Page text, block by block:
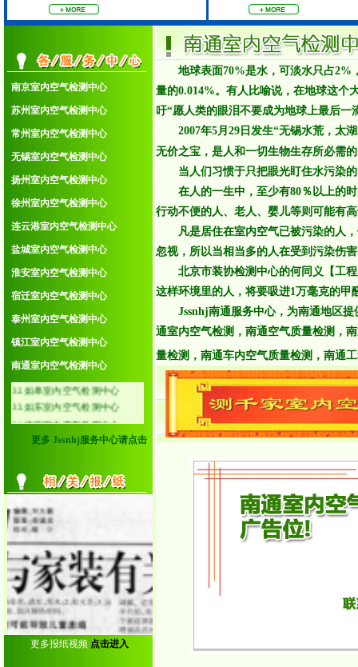
南京室内空气检测中心
苏州室内空气检测中心
常州室内空气检测中心
无锡室内空气检测中心
扬州室内空气检测中心
徐州室内空气检测中心
连云港室内空气检测中心
盐城室内空气检测中心
淮安室内空气检测中心
宿迁室内空气检测中心
泰州室内空气检测中心
镇江室内空气检测中心
南通室内空气检测中心
11.泰州室内空气检测中心
12.镇江室内空气检测中心
14.苏州常熟室内空气检测
15.苏州张家港室内空气检测
16.苏州太仓室内空气检测
17.苏州昆山室内空气检测
19.无锡江阴室内空气检测
20.无锡宜兴室内空气检测
21.常州金坛室内空气检测
23.南京溧水室内空气检测
24.南京高淳室内空气检测
25.泰州泰兴室内空气检测
27.泰州靖江室内空气检测
28.泰州兴化室内空气检测
30.海门室内空气检测中心
31.通州室内空气检测中心
32.如皋室内空气检测中心
34.海安室内空气检测中心
更多 Jssnhj服务中心请点击
更多报纸视频 点击进入
地球表面70%是水，可淡水只占2%
量的0.014%。有人比喻说，在地球这个
吁“愿人类的眼泪不要成为地球上最后一
2007年5月29日发生“无锡水荒，太湖
无价之宝，是人和一切生物生存所必需
当人们习惯于只把眼光盯住水污染的
在人的一生中，至少有80％以上的时
行动不便的人、老人、婴儿等则可能有
凡是居住在室内空气已被污染的人，
忽视，所以当相当多的人在受到污染伤
北京市装协检测中心的何同义【工程
这样环境里的人，将要吸进1万毫克的
Jssnhj南通服务中心，为南通地区提
通室内空气检测，南通空气质量检测，
量检测，南通车内空气质量检测，南通